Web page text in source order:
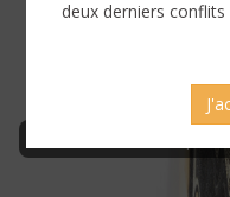
deux derniers